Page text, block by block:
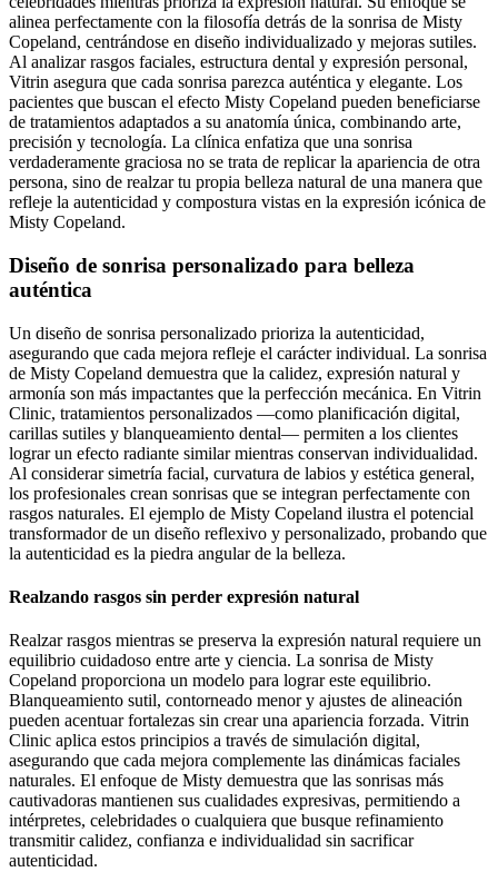
alinea perfectamente con la filosofía detrás de la sonrisa de Misty
Copeland, centrándose en diseño individualizado y mejoras sutiles.
Al analizar rasgos faciales, estructura dental y expresión personal,
Vitrin asegura que cada sonrisa parezca auténtica y elegante. Los
pacientes que buscan el efecto Misty Copeland pueden beneficiarse
de tratamientos adaptados a su anatomía única, combinando arte,
precisión y tecnología. La clínica enfatiza que una sonrisa
verdaderamente graciosa no se trata de replicar la apariencia de otra
persona, sino de realzar tu propia belleza natural de una manera que
refleje la autenticidad y compostura vistas en la expresión icónica de
Misty Copeland.
Diseño de sonrisa personalizado para belleza
auténtica
Un diseño de sonrisa personalizado prioriza la autenticidad,
asegurando que cada mejora refleje el carácter individual. La sonrisa
de Misty Copeland demuestra que la calidez, expresión natural y
armonía son más impactantes que la perfección mecánica. En Vitrin
Clinic, tratamientos personalizados —como planificación digital,
carillas sutiles y blanqueamiento dental— permiten a los clientes
lograr un efecto radiante similar mientras conservan individualidad.
Al considerar simetría facial, curvatura de labios y estética general,
los profesionales crean sonrisas que se integran perfectamente con
rasgos naturales. El ejemplo de Misty Copeland ilustra el potencial
transformador de un diseño reflexivo y personalizado, probando que
la autenticidad es la piedra angular de la belleza.
Realzando rasgos sin perder expresión natural
Realzar rasgos mientras se preserva la expresión natural requiere un
equilibrio cuidadoso entre arte y ciencia. La sonrisa de Misty
Copeland proporciona un modelo para lograr este equilibrio.
Blanqueamiento sutil, contorneado menor y ajustes de alineación
pueden acentuar fortalezas sin crear una apariencia forzada. Vitrin
Clinic aplica estos principios a través de simulación digital,
asegurando que cada mejora complemente las dinámicas faciales
naturales. El enfoque de Misty demuestra que las sonrisas más
cautivadoras mantienen sus cualidades expresivas, permitiendo a
intérpretes, celebridades o cualquiera que busque refinamiento
transmitir calidez, confianza e individualidad sin sacrificar
autenticidad.